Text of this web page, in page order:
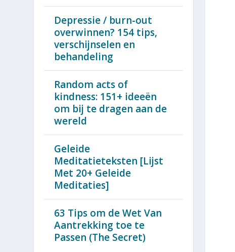
Depressie / burn-out
overwinnen? 154 tips,
verschijnselen en
behandeling
Random acts of
kindness: 151+ ideeën
om bij te dragen aan de
wereld
Geleide
Meditatieteksten [Lijst
Met 20+ Geleide
Meditaties]
63 Tips om de Wet Van
Aantrekking toe te
Passen (The Secret)